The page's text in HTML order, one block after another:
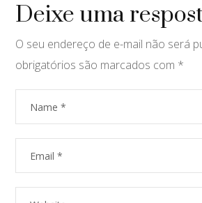
Deixe uma
O seu endereço de e-mail não será
obrigatórios são marcados com *